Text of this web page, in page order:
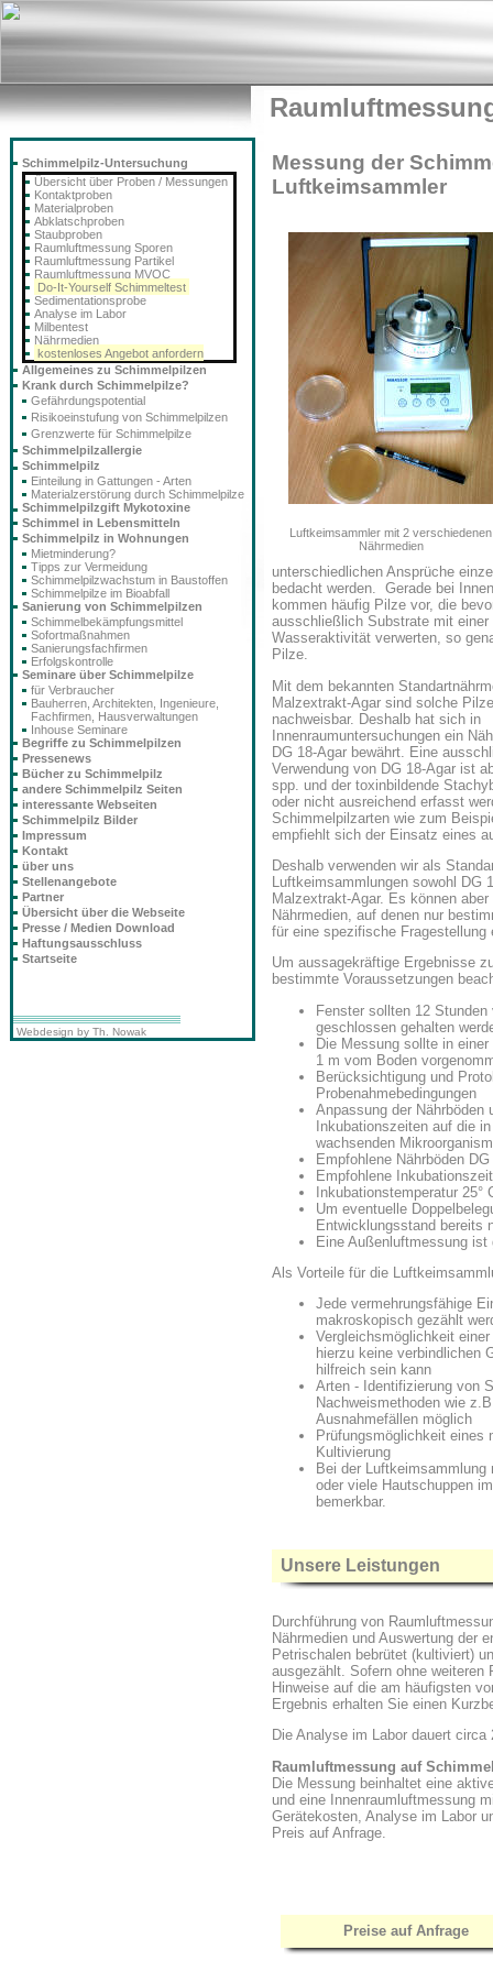
Messung der
Luftkeimsammler
Luftkeimsammler mit 2 verschiedenen
Nährmedien
unterschiedlichen Ansprüche
bedacht werden. Gerade bei
kommen häufig Pilze vor, die
ausschließlich Substrate mit einer
Wasseraktivität verwerten, so
Pilze.
Mit dem bekannten
Malzextrakt-Agar sind solche
nachweisbar. Deshalb hat sich in
Innenraumuntersuchungen ein
DG 18-Agar bewährt. Eine
Verwendung von DG 18-Agar ist
spp. und der toxinbildende
oder nicht ausreichend erfasst
Schimmelpilzarten wie zum
empfiehlt sich der Einsatz eines
Deshalb verwenden wir als
Luftkeimsammlungen sowohl DG
Malzextrakt-Agar. Es können
Nährmedien, auf denen nur
für eine spezifische Fragestellung
Um aussagekräftige Ergebnisse
bestimmte Voraussetzungen
Fenster sollten 12
geschlossen gehalten
Die Messung sollte in
1 m vom Boden
Berücksichtigung und
Probenahmebedingungen
Anpassung der Nährböden
Inkubationszeiten auf die
wachsenden
Empfohlene Nährböden
Empfohlene
Inkubationstemperatur
Um eventuelle
Entwicklungsstand bereits
Eine Außenluftmessung
Als Vorteile für die
Jede vermehrungsfähige
makroskopisch gezählt
Vergleichsmöglichkeit
hierzu keine verbindlichen
hilfreich sein kann
Arten - Identifizierung von
Nachweismethoden wie
Ausnahmefällen möglich
Prüfungsmöglichkeit eines
Kultivierung
Bei der
oder viele Hautschuppen
bemerkbar.
Unsere Leistungen
Durchführung von
Nährmedien und Auswertung der
Petrischalen bebrütet (kultiviert)
ausgezählt. Sofern ohne weiteren
Hinweise auf die am häufigsten
Ergebnis erhalten Sie einen
Die Analyse im Labor dauert
Raumluftmessung auf
Die Messung beinhaltet eine
und eine Innenraumluftmessung
Gerätekosten, Analyse im Labor
Preis auf Anfrage.
Preise auf Anfrage
Schimmelpilz-Untersuchung
Übersicht über Proben / Messungen
Kontaktproben
Materialproben
Abklatschproben
Staubproben
Raumluftmessung Sporen
Raumluftmessung Partikel
Raumluftmessung MVOC
Do-It-Yourself Schimmeltest
Sedimentationsprobe
Analyse im Labor
Milbentest
Nährmedien
kostenloses Angebot anfordern
Allgemeines zu Schimmelpilzen
Krank durch Schimmelpilze?
Gefährdungspotential
Risikoeinstufung von Schimmelpilzen
Grenzwerte für Schimmelpilze
Schimmelpilzallergie
Schimmelpilz
Einteilung in Gattungen - Arten
Materialzerstörung durch Schimmelpilze
Schimmelpilzgift Mykotoxine
Schimmel in Lebensmitteln
Schimmelpilz in Wohnungen
Mietminderung?
Tipps zur Vermeidung
Schimmelpilzwachstum in Baustoffen
Schimmelpilze im Bioabfall
Sanierung von Schimmelpilzen
Schimmelbekämpfungsmittel
Sofortmaßnahmen
Sanierungsfachfirmen
Erfolgskontrolle
Seminare über Schimmelpilze
für Verbraucher
Bauherren, Architekten, Ingenieure,
Fachfirmen, Hausverwaltungen
Inhouse Seminare
Begriffe zu Schimmelpilzen
Pressenews
Bücher zu Schimmelpilz
andere Schimmelpilz Seiten
interessante Webseiten
Schimmelpilz Bilder
Impressum
Kontakt
über uns
Stellenangebote
Partner
Übersicht über die Webseite
Presse / Medien Download
Haftungsausschluss
Startseite
Webdesign by Th. Nowak